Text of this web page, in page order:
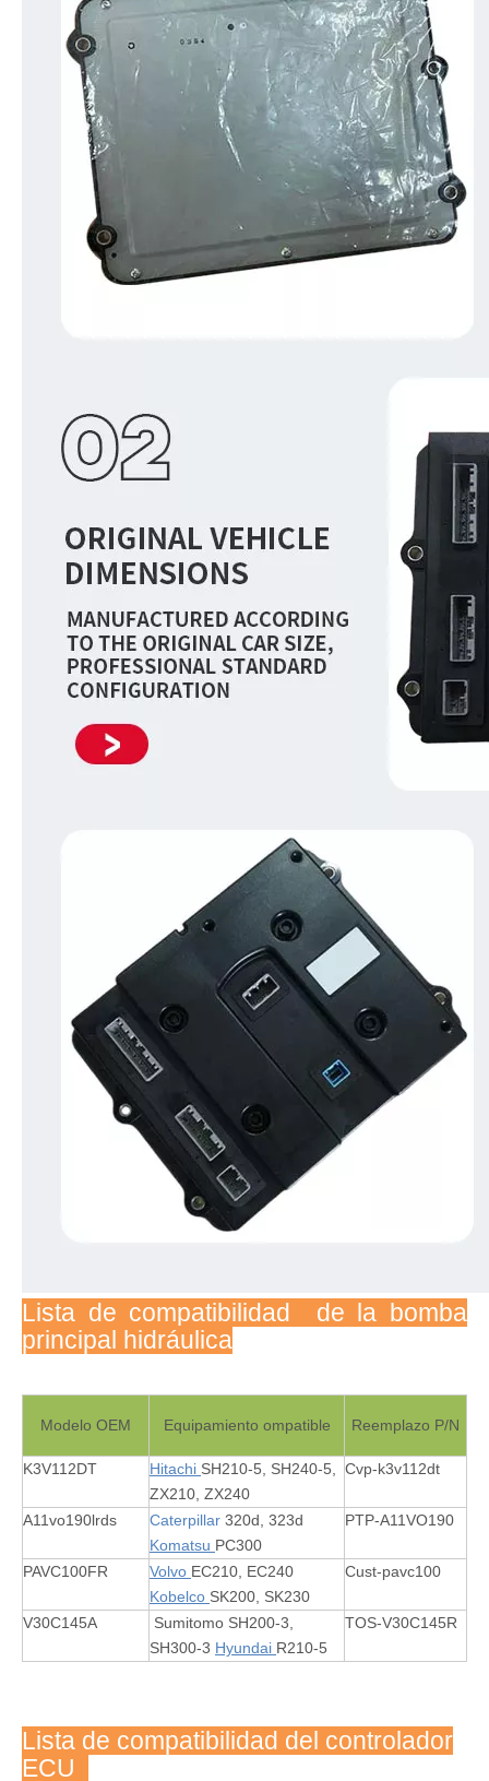
Lista de compatibilidad de la bomba
principal hidráulica
Modelo OEM Equipamiento ompatible Reemplazo P/N
K3V112DT Hitachi SH210-5, SH240-5,
ZX210, ZX240
Cvp-k3v112dt
A11vo190lrds Caterpillar 320d, 323d
Komatsu PC300
PTP-A11VO190
PAVC100FR Volvo EC210, EC240
Kobelco SK200, SK230
Cust-pavc100
V30C145A
Sumitomo SH200-3,
SH300-3 Hyundai R210-5
TOS-V30C145R
Lista de compatibilidad del controlador
ECU